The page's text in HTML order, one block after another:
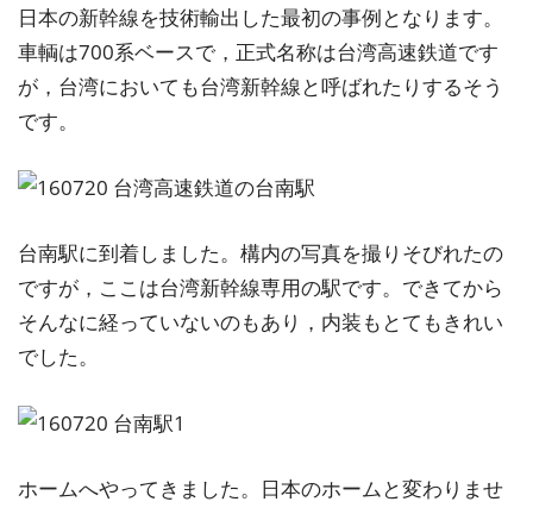
日本の新幹線を技術輸出した最初の事例となります。
車輌は700系ベースで，正式名称は台湾高速鉄道です
が，台湾においても台湾新幹線と呼ばれたりするそう
です。
台南駅に到着しました。構内の写真を撮りそびれたの
ですが，ここは台湾新幹線専用の駅です。できてから
そんなに経っていないのもあり，内装もとてもきれい
でした。
ホームへやってきました。日本のホームと変わりませ